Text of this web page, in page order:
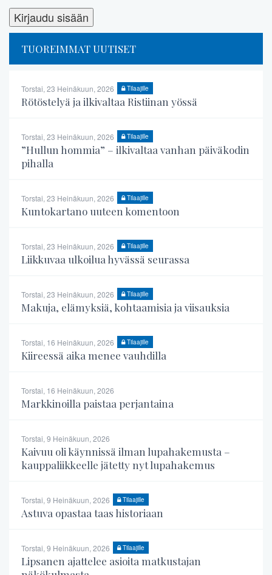
TUOREIMMAT UUTISET
Torstai, 23 Heinäkuun, 2026 Tilaajille
Rötöstelyä ja ilkivaltaa Ristiinan yössä
Torstai, 23 Heinäkuun, 2026 Tilaajille
”Hullun hommia” – ilkivaltaa vanhan päiväkodin
pihalla
Torstai, 23 Heinäkuun, 2026 Tilaajille
Kuntokartano uuteen komentoon
Torstai, 23 Heinäkuun, 2026 Tilaajille
Liikkuvaa ulkoilua hyvässä seurassa
Torstai, 23 Heinäkuun, 2026 Tilaajille
Makuja, elämyksiä, kohtaamisia ja viisauksia
Torstai, 16 Heinäkuun, 2026 Tilaajille
Kiireessä aika menee vauhdilla
Torstai, 16 Heinäkuun, 2026
Markkinoilla paistaa perjantaina
Torstai, 9 Heinäkuun, 2026
Kaivuu oli käynnissä ilman lupahakemusta –
kauppaliikkeelle jätetty nyt lupahakemus
Torstai, 9 Heinäkuun, 2026 Tilaajille
Astuva opastaa taas historiaan
Torstai, 9 Heinäkuun, 2026 Tilaajille
Lipsanen ajattelee asioita matkustajan